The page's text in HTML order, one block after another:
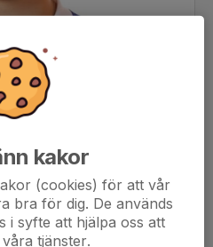
kakor
(cookies) för att vår
bra för dig. De används
i syfte att hjälpa oss att
tjänster.